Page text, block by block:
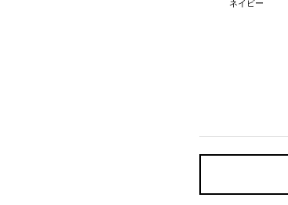
ネイビー